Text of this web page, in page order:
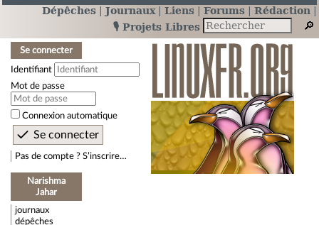
Dépêches Journaux Liens Forums
Rédaction
🎙️ Projets Libres
Se connecter
Identifiant
Mot de passe
Connexion automatique
Pas de compte ? S’inscrire…
Narishma
Jahar
journaux
dépêches